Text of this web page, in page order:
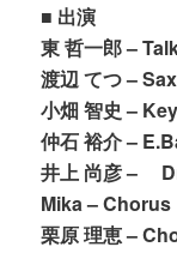
■ 出演
東 哲一郎 –
渡辺 てつ –
小畑 智史 –
仲石 裕介 –
井上 尚彦 –
Mika – Chorus
栗原 理恵 –